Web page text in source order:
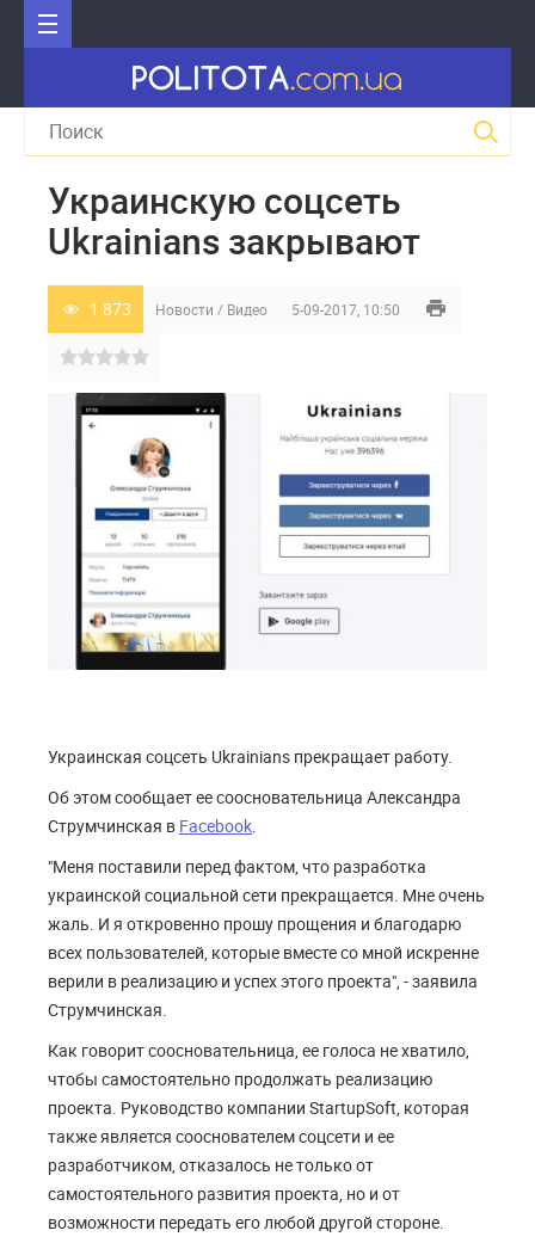
Украинскую соцсеть
Ukrainians закрывают
1 873 Новости / Видео 5-09-2017, 10:50
Украинская соцсеть Ukrainians прекращает работу.
Об этом сообщает ее соосновательница Александра
Струмчинская в Facebook.
"Меня поставили перед фактом, что разработка
украинской социальной сети прекращается. Мне очень
жаль. И я откровенно прошу прощения и благодарю
всех пользователей, которые вместе со мной искренне
верили в реализацию и успех этого проекта", - заявила
Струмчинская.
Как говорит соосновательница, ее голоса не хватило,
чтобы самостоятельно продолжать реализацию
проекта. Руководство компании StartupSoft, которая
также является сооснователем соцсети и ее
разработчиком, отказалось не только от
самостоятельного развития проекта, но и от
возможности передать его любой другой стороне.